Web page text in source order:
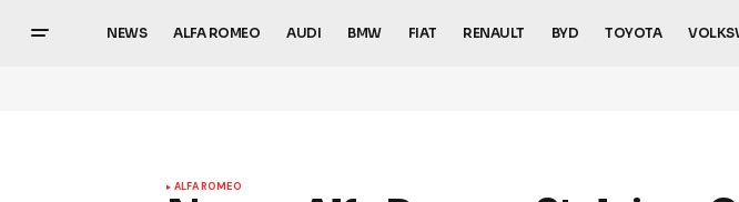
NEWS ALFA ROMEO AUDI BMW FIAT RENAULT BYD TOYOTA
ALFA ROMEO